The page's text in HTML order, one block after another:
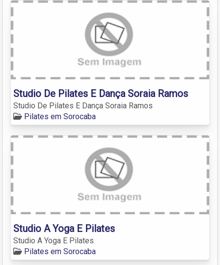
Studio De Pilates E Dança Soraia Ramos
Studio De Pilates E Dança Soraia Ramos
Pilates em Sorocaba
Studio A Yoga E Pilates
Studio A Yoga E Pilates
Pilates em Sorocaba